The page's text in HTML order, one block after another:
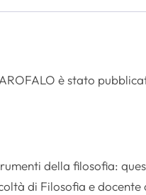
è stato
della filosofia:
di Filosofia e docente